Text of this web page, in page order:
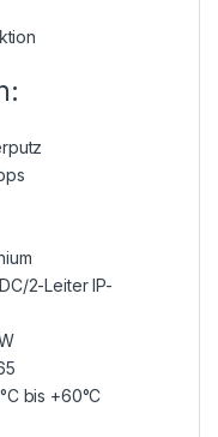
2-Leiter IP-
bis +60°C